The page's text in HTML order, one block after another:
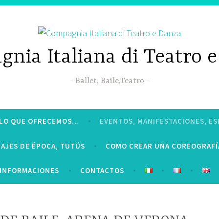
Italiana di Teatro
Ballet, Baile,Teatro
LO QUE OFRECEMOS… EVENTOS, MANIFESTACIONES,
DE ÉPOCA, TUTÚS COMO CREAR UNA
INFORMACIONES CONTACTOS